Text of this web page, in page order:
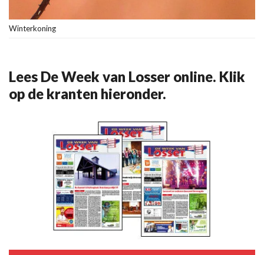
Winterkoning
Lees De Week van Losser online. Klik
op de kranten hieronder.